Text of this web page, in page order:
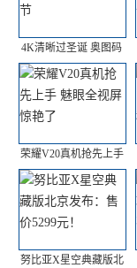
4K清晰过圣诞 奥图码
荣耀V20真机抢先上手
努比亚X星空典藏版北